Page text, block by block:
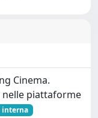
Cinema.
piattaforme
interna